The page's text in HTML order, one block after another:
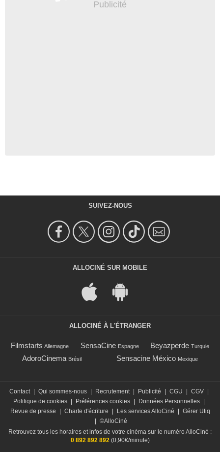
SUIVEZ-NOUS
ALLOCINÉ SUR MOBILE
ALLOCINÉ À L'ÉTRANGER
Filmstarts Allemagne SensaCine Espagne Beyazperde Turquie
AdoroCinema Brésil Sensacine México Mexique
Contact Qui sommes-nous Recrutement Publicité CGU CGV
Politique de cookies
Préférences cookies Données Personnelles
Revue de presse
Charte d'écriture Les services AlloCiné
Gérer Utiq
©AlloCiné
Retrouvez tous les horaires et infos de votre cinéma sur le numéro AlloCiné :
0 892 892 892(0,90€/minute)